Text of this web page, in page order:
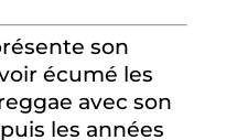
son
écumé les
avec son
les années